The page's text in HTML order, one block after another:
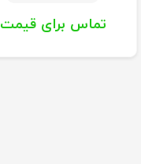
تماس برای قیمت